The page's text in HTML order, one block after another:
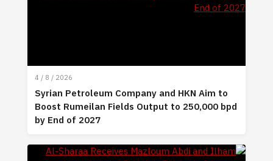
4 / 8 / 2026
Syrian Petroleum Company and HKN Aim to
Boost Rumeilan Fields Output to 250,000 bpd
by End of 2027